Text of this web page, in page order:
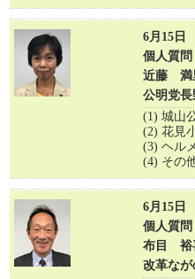
6月15日
個人質問
近藤 満
公明党長
(1) 城山
(2) 花見
(3) ヘル
(4) その
6月15日
個人質問
布目 裕
改革なが